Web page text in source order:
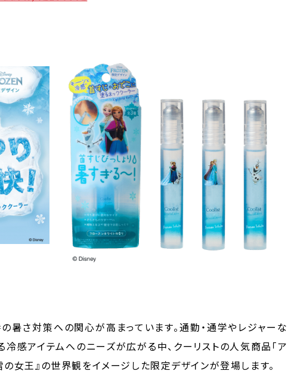
暑さ対策への関心が高まっています。通勤・通学やレジャーな
感アイテムへのニーズが広がる中、クーリストの人気商品「ア
の女王』の世界観をイメージした限定デザインが登場します。